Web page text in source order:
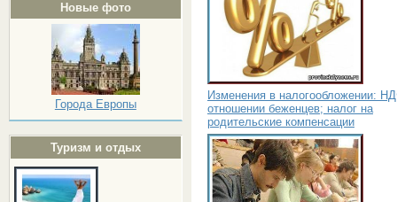
Новые фото
Города Европы
Туризм и отдых
Изменения в налогообложении:
отношении беженцев; налог на
родительские компенсации